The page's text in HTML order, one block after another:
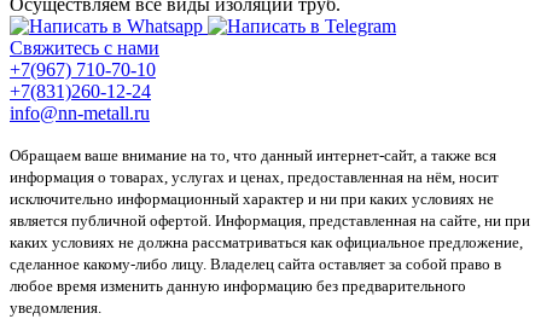
Осуществляем все виды изоляции труб.
Свяжитесь с нами
+7(967) 710-70-10
+7(831)260-12-24
info@nn-metall.ru
Обращаем ваше внимание на то, что данный интернет-сайт, а также вся
информация о товарах, услугах и ценах, предоставленная на нём, носит
исключительно информационный характер и ни при каких условиях не
является публичной офертой. Информация, представленная на сайте, ни при
каких условиях не должна рассматриваться как официальное предложение,
сделанное какому-либо лицу. Владелец сайта оставляет за собой право в
любое время изменить данную информацию без предварительного
уведомления.